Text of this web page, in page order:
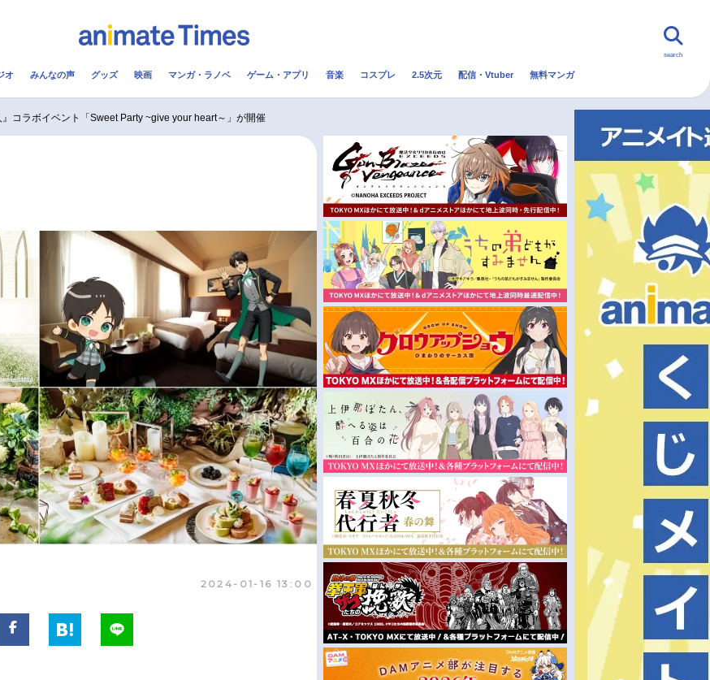
配信・Vtuber トレンド 無料マンガ
実写化映画一覧
男性声優/女性声優一覧
今期アニメ曜日別一覧
春アニメ
夏アニメ
秋アニメ
冬アニメ
FOLLOW US
search
オ みんなの声 グッズ 映画 マンガ・ラノベ ゲーム・アプリ 音楽 コスプレ 2.5次元 配信・Vtuber 無料マンガ
』コラボイベント「Sweet Party ~give your heart～」が開催
2024-01-16 13:00